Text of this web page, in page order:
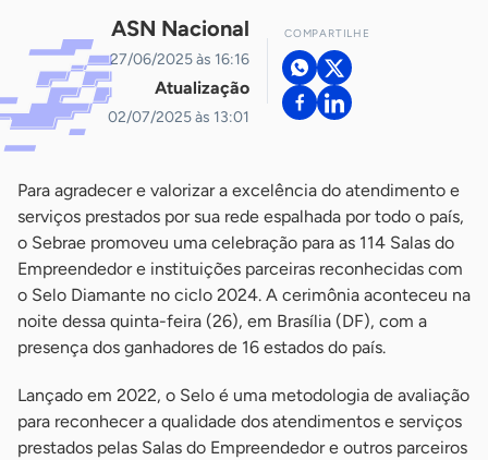
ASN Nacional
27/06/2025 às 16:16
Atualização
02/07/2025 às 13:01
COMPARTILHE
Para agradecer e valorizar a excelência do atendimento e
serviços prestados por sua rede espalhada por todo o país,
o Sebrae promoveu uma celebração para as 114 Salas do
Empreendedor e instituições parceiras reconhecidas com
o Selo Diamante no ciclo 2024. A cerimônia aconteceu na
noite dessa quinta-feira (26), em Brasília (DF), com a
presença dos ganhadores de 16 estados do país.
Lançado em 2022, o Selo é uma metodologia de avaliação
para reconhecer a qualidade dos atendimentos e serviços
prestados pelas Salas do Empreendedor e outros parceiros